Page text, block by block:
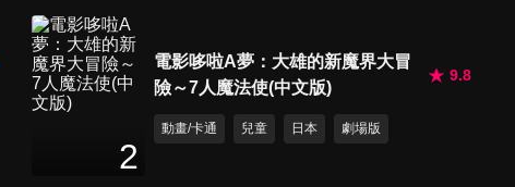
14 分鐘
2
電影哆啦A夢：大雄的新魔界大冒
險～7人魔法使(中文版)
9.8
動畫/卡通 兒童 日本 劇場版